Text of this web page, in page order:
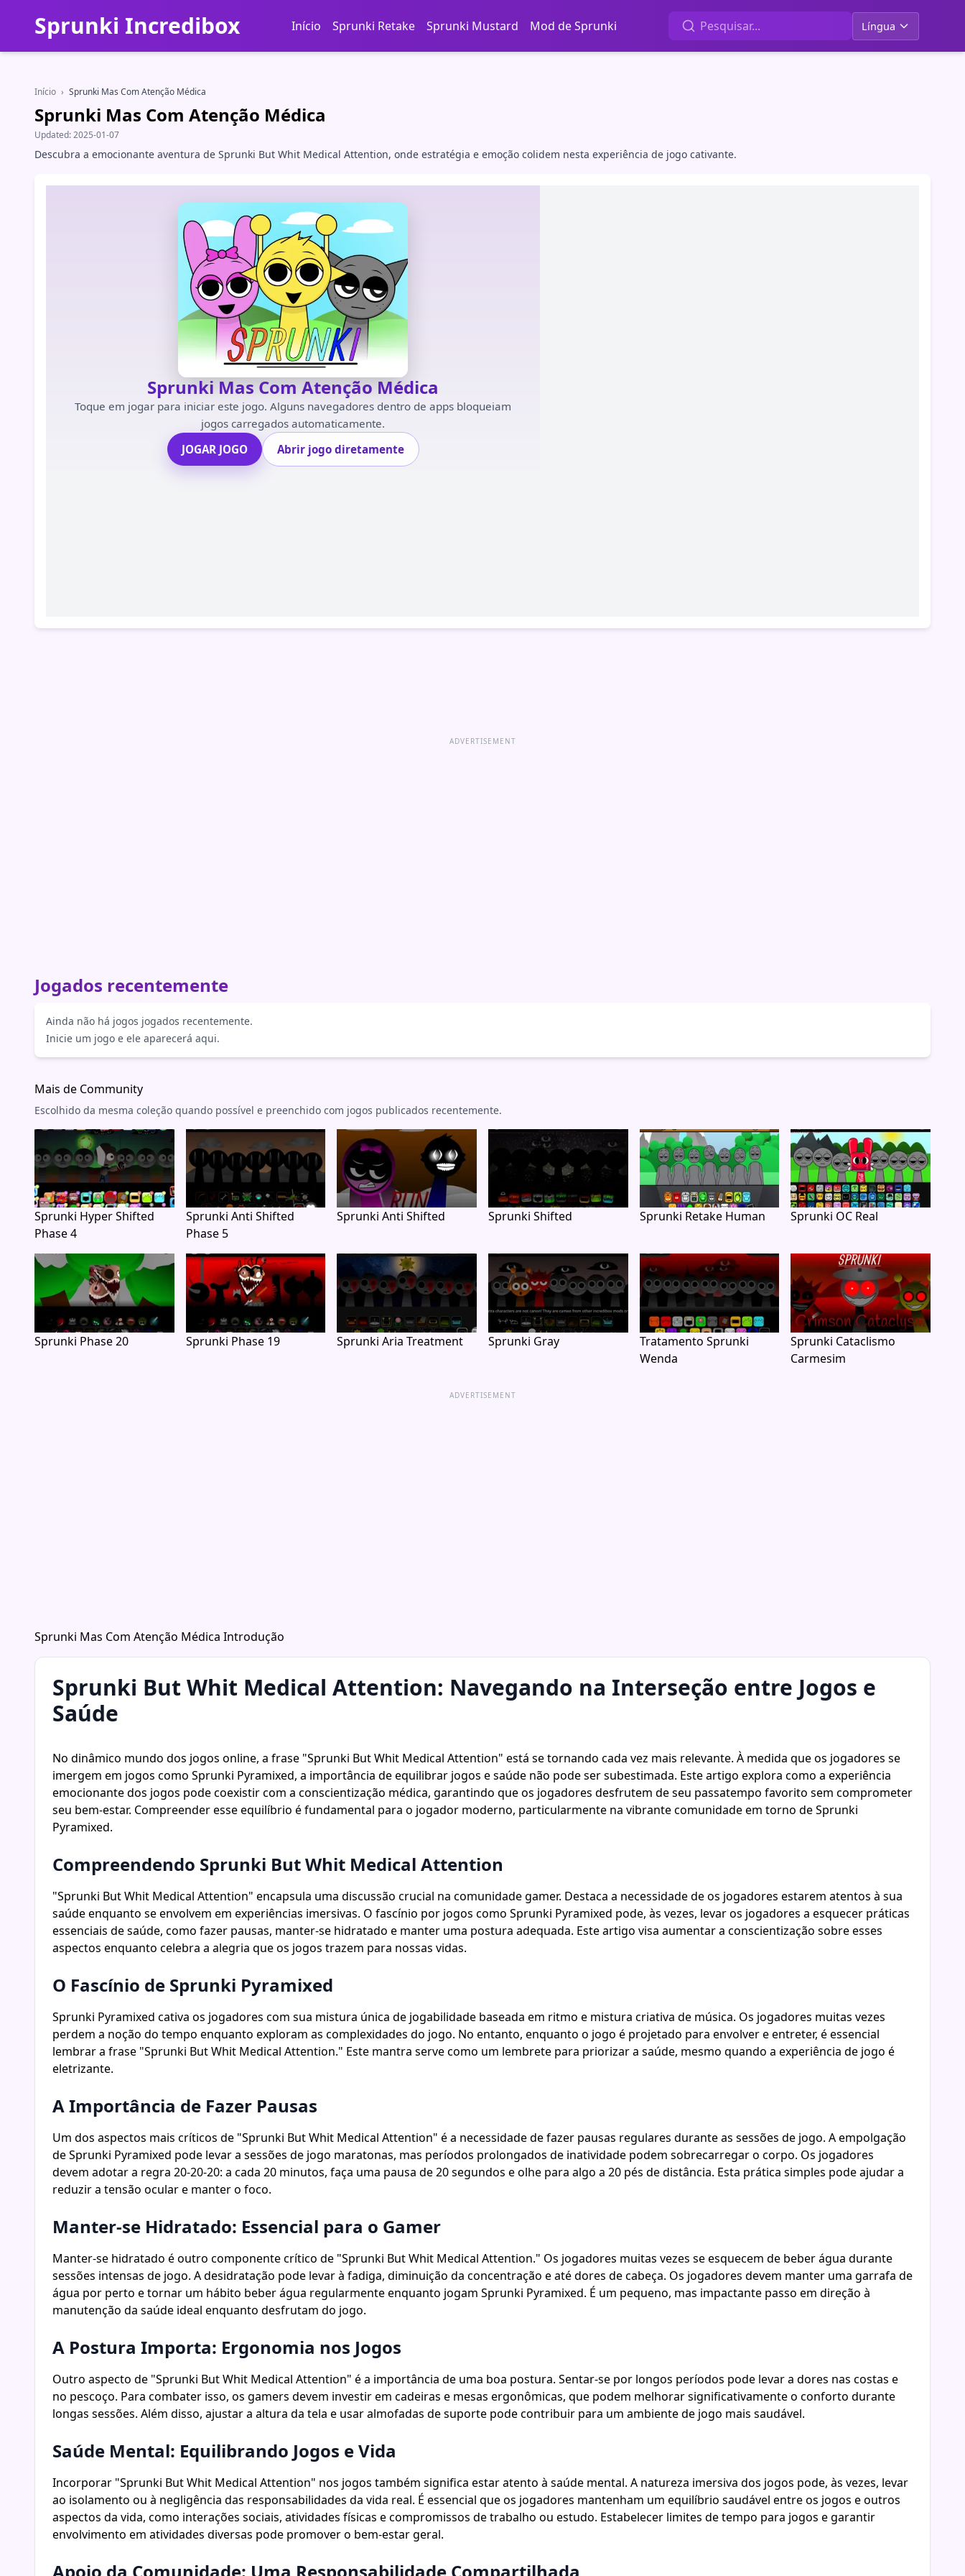
Sprunki Incredibox Início Sprunki Retake Sprunki Mustard Mod de Sprunki Língua
Início › Sprunki Mas Com Atenção Médica
Sprunki Mas Com Atenção Médica
Updated:2025-01-07
Descubra a emocionante aventura de Sprunki But Whit Medical Attention, onde estratégia e emoção colidem nesta experiência de jogo cativante.
Sprunki Mas Com Atenção Médica
Toque em jogar para iniciar este jogo. Alguns navegadores dentro de apps bloqueiam
jogos carregados automaticamente.
JOGAR JOGO
Abrir jogo diretamente
ADVERTISEMENT
Jogados recentemente
Ainda não há jogos jogados recentemente.
Inicie um jogo e ele aparecerá aqui.
Mais de Community
Escolhido da mesma coleção quando possível e preenchido com jogos publicados recentemente.
Sprunki Hyper Shifted
Phase 4
Sprunki Anti Shifted
Phase 5
Sprunki Anti Shifted Sprunki Shifted Sprunki Retake Human Sprunki OC Real
Sprunki Phase 20 Sprunki Phase 19 Sprunki Aria Treatment Sprunki Gray
Tratamento Sprunki
Wenda
Sprunki Cataclismo
Carmesim
ADVERTISEMENT
Sprunki Mas Com Atenção Médica Introdução
Sprunki But Whit Medical Attention: Navegando na Interseção entre Jogos e
Saúde
No dinâmico mundo dos jogos online, a frase "Sprunki But Whit Medical Attention" está se tornando cada vez mais relevante. À medida que os jogadores se
imergem em jogos como Sprunki Pyramixed, a importância de equilibrar jogos e saúde não pode ser subestimada. Este artigo explora como a experiência
emocionante dos jogos pode coexistir com a conscientização médica, garantindo que os jogadores desfrutem de seu passatempo favorito sem comprometer
seu bem-estar. Compreender esse equilíbrio é fundamental para o jogador moderno, particularmente na vibrante comunidade em torno de Sprunki
Pyramixed.
Compreendendo Sprunki But Whit Medical Attention
"Sprunki But Whit Medical Attention" encapsula uma discussão crucial na comunidade gamer. Destaca a necessidade de os jogadores estarem atentos à sua
saúde enquanto se envolvem em experiências imersivas. O fascínio por jogos como Sprunki Pyramixed pode, às vezes, levar os jogadores a esquecer práticas
essenciais de saúde, como fazer pausas, manter-se hidratado e manter uma postura adequada. Este artigo visa aumentar a conscientização sobre esses
aspectos enquanto celebra a alegria que os jogos trazem para nossas vidas.
O Fascínio de Sprunki Pyramixed
Sprunki Pyramixed cativa os jogadores com sua mistura única de jogabilidade baseada em ritmo e mistura criativa de música. Os jogadores muitas vezes
perdem a noção do tempo enquanto exploram as complexidades do jogo. No entanto, enquanto o jogo é projetado para envolver e entreter, é essencial
lembrar a frase "Sprunki But Whit Medical Attention." Este mantra serve como um lembrete para priorizar a saúde, mesmo quando a experiência de jogo é
eletrizante.
A Importância de Fazer Pausas
Um dos aspectos mais críticos de "Sprunki But Whit Medical Attention" é a necessidade de fazer pausas regulares durante as sessões de jogo. A empolgação
de Sprunki Pyramixed pode levar a sessões de jogo maratonas, mas períodos prolongados de inatividade podem sobrecarregar o corpo. Os jogadores
devem adotar a regra 20-20-20: a cada 20 minutos, faça uma pausa de 20 segundos e olhe para algo a 20 pés de distância. Esta prática simples pode ajudar a
reduzir a tensão ocular e manter o foco.
Manter-se Hidratado: Essencial para o Gamer
Manter-se hidratado é outro componente crítico de "Sprunki But Whit Medical Attention." Os jogadores muitas vezes se esquecem de beber água durante
sessões intensas de jogo. A desidratação pode levar à fadiga, diminuição da concentração e até dores de cabeça. Os jogadores devem manter uma garrafa de
água por perto e tornar um hábito beber água regularmente enquanto jogam Sprunki Pyramixed. É um pequeno, mas impactante passo em direção à
manutenção da saúde ideal enquanto desfrutam do jogo.
A Postura Importa: Ergonomia nos Jogos
Outro aspecto de "Sprunki But Whit Medical Attention" é a importância de uma boa postura. Sentar-se por longos períodos pode levar a dores nas costas e
no pescoço. Para combater isso, os gamers devem investir em cadeiras e mesas ergonômicas, que podem melhorar significativamente o conforto durante
longas sessões. Além disso, ajustar a altura da tela e usar almofadas de suporte pode contribuir para um ambiente de jogo mais saudável.
Saúde Mental: Equilibrando Jogos e Vida
Incorporar "Sprunki But Whit Medical Attention" nos jogos também significa estar atento à saúde mental. A natureza imersiva dos jogos pode, às vezes, levar
ao isolamento ou à negligência das responsabilidades da vida real. É essencial que os jogadores mantenham um equilíbrio saudável entre os jogos e outros
aspectos da vida, como interações sociais, atividades físicas e compromissos de trabalho ou estudo. Estabelecer limites de tempo para jogos e garantir
envolvimento em atividades diversas pode promover o bem-estar geral.